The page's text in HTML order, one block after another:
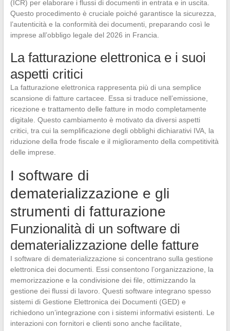
(ICR) per elaborare i flussi di documenti in entrata e in uscita.
Questo procedimento è cruciale poiché garantisce la sicurezza,
l’autenticità e la conformità dei documenti, preparando così le
imprese all’obbligo legale del 2026 in Francia.
La fatturazione elettronica e i suoi
aspetti critici
La fatturazione elettronica rappresenta più di una semplice
scansione di fatture cartacee. Essa si traduce nell’emissione,
ricezione e trattamento delle fatture in modo completamente
digitale. Questo cambiamento è motivato da diversi aspetti
critici, tra cui la semplificazione degli obblighi dichiarativi IVA, la
riduzione della frode fiscale e il miglioramento della competitività
delle imprese.
I software di
dematerializzazione e gli
strumenti di fatturazione
Funzionalità di un software di
dematerializzazione delle fatture
I software di dematerializzazione si concentrano sulla gestione
elettronica dei documenti. Essi consentono l’organizzazione, la
memorizzazione e la condivisione dei file, ottimizzando la
gestione dei flussi di lavoro. Questi software integrano spesso
sistemi di Gestione Elettronica dei Documenti (GED) e
richiedono un’integrazione con i sistemi informativi esistenti. Le
interazioni con fornitori e clienti sono anche facilitate,